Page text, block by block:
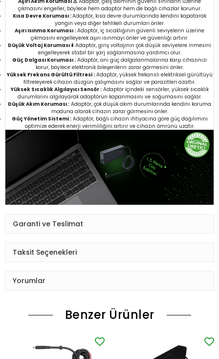
çıkmasını engeller, böylece hem adaptör hem de bağlı cihazlar korunur.
Kısa Devre Koruması :Adaptör, kısa devre durumlarında kendini kapatarak
yangın veya diğer tehlikeli durumları önler.
Aşırı Isınma Koruması : Adaptör, iç sıcaklığının güvenli seviyelerin üzerine
çıkmasını engelleyerek aşırı ısınmayı önler ve güvenliği artırır.
Düşük Voltaj Koruması ⬇️ Adaptör, giriş voltajının çok düşük seviyelere inmesini
engelleyerek stabil bir şarj sağlanmasına yardımcı olur.
Güç Dalgası Koruması : Adaptör, ani güç dalgalanmalarına karşı cihazınızı
korur, böylece elektronik bileşenlerin zarar görmesini önler.
Yüksek Frekans Gürültü Filtresi :Adaptör, yüksek frekanslı elektriksel gürültüyü
filtreleyerek cihazın düzgün çalışmasını sağlar ve parazitleri azaltır.
Yüksek Sıcaklık Algılayıcı Sensör :Adaptör içindeki sensörler, yüksek sıcaklık
durumlarını algılayarak adaptörün kapanmasını ve soğumasını sağlar.
Düşük Akım Koruması : Adaptör, çok düşük akım durumlarında kendini koruma
moduna alarak cihazın zarar görmesini önler.
Güç Yönetim Sistemi :Adaptör, bağlı cihazın ihtiyacına göre güç dağılımını
optimize ederek enerji verimliliğini artırır ve cihazın ömrünü uzatır.
Garanti ve Teslimat
Taksit Seçenekleri
Yorumlar
Benzer Ürünler